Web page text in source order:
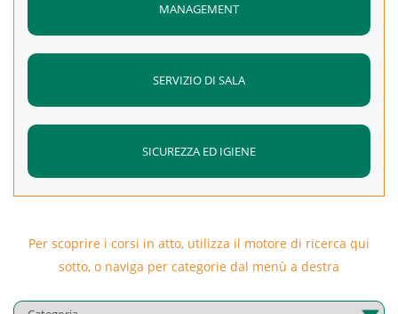
MANAGEMENT
SERVIZIO DI SALA
SICUREZZA ED IGIENE
Per scoprire i corsi in atto, utilizza il motore di ricerca qui
sotto, o naviga per categorie dal menù a destra